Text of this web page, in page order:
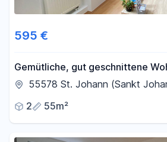
595 €
Gemütliche, gut geschnittene
55578 St. Johann (Sankt
2
55m²